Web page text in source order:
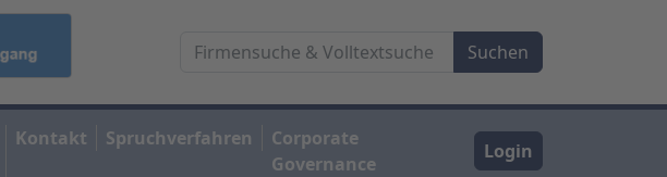
Kontakt Spruchverfahren
Corporate
Governance
Login